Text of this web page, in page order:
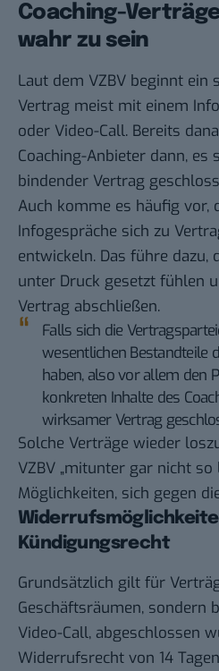
Coaching-
wahr zu sein
Laut dem VZBV beginnt ein
Vertrag meist mit einem
oder Video-Call. Bereits
Coaching-Anbieter dann, es
bindender Vertrag
Auch komme es häufig vor,
Infogespräche sich zu
entwickeln. Das führe dazu,
unter Druck gesetzt fühlen
Vertrag abschließen.
Falls sich die
wesentlichen Bestandteile
haben, also vor allem den
konkreten Inhalte des
wirksamer Vertrag
Solche Verträge wieder
VZBV „mitunter gar nicht so
Möglichkeiten, sich gegen
Kündigungsrecht
Grundsätzlich gilt für
Geschäftsräumen, sondern
Video-Call, abgeschlossen
Widerrufsrecht von 14